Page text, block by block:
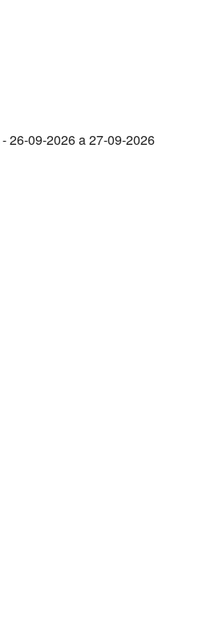
- 26-09-2026 a 27-09-2026